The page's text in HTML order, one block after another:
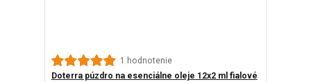
1 hodnotenie
Doterra púzdro na esenciálne oleje 12x2 ml fialové